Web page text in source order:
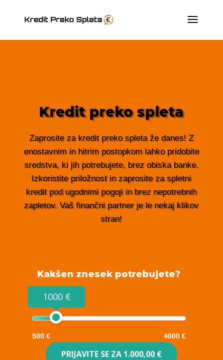
Kredit preko spleta
Zaprosite za kredit preko spleta že danes! Z
enostavnim in hitrim postopkom lahko pridobite
sredstva, ki jih potrebujete, brez obiska banke.
Izkoristite priložnost in zaprosite za spletni
kredit pod ugodnimi pogoji in brez nepotrebnih
zapletov. Vaš finančni partner je le nekaj klikov
stran!
Kakšen znesek potrebujete?
1000 €
500 € 4000 €
PRIJAVITE SE ZA 1.000,00 €